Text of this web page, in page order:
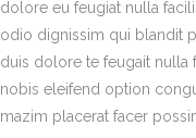
dolore eu feugiat nulla
odio dignissim qui blandit
duis dolore te feugait nulla
nobis eleifend option
mazim placerat facer